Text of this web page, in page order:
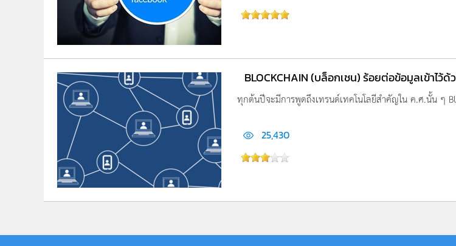
BLOCKCHAIN (บล็อกเชน) ร้อยต่อข้อมูลเข้าไว้ด้
ทุกต้นปีจะมีการพูดถึงเทรนด์เทคโนโลยีสำคัญใน ค.ศ.นั้น ๆ
25,430